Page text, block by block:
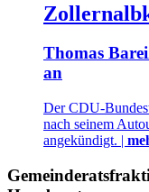
Thomas
an
Der CDU-
nach seinem
angekündigt. |